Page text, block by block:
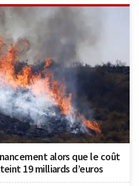
alors que le coût
19 milliards d’euros